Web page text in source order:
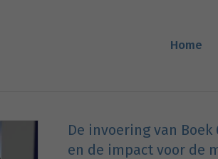
Home
De invoering van Boek
en de impact voor de